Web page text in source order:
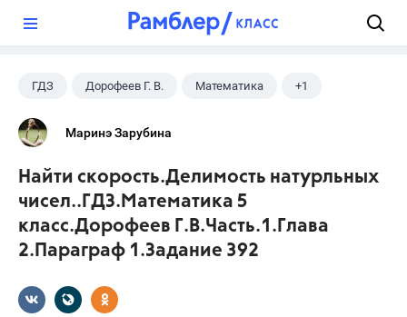
ГДЗ Дорофеев Г. В. Математика +1
5 класс
Маринэ Зарубина
Найти скорость.Делимость натурльных
чисел..ГДЗ.Математика 5
класс.Дорофеев Г.В.Часть.1.Глава
2.Параграф 1.Задание 392